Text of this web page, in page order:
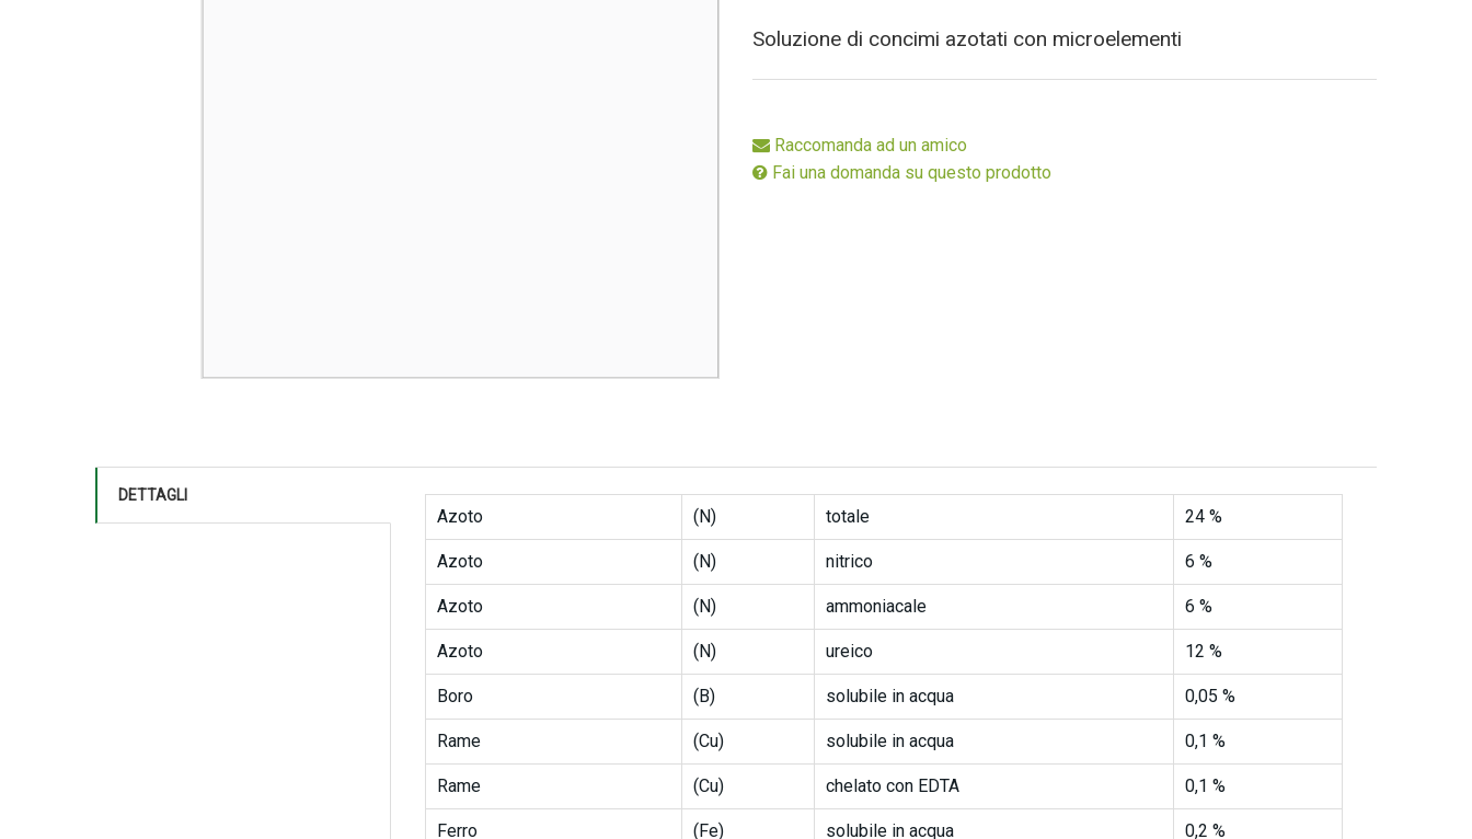
Soluzione di concimi azotati con microelementi
Raccomanda ad un amico
Fai una domanda su questo prodotto
DETTAGLI
Azoto (N) totale 24 %
Azoto (N) nitrico 6 %
Azoto (N) ammoniacale 6 %
Azoto (N) ureico 12 %
Boro (B) solubile in acqua 0,05 %
Rame (Cu) solubile in acqua 0,1 %
Rame (Cu) chelato con EDTA 0,1 %
Ferro (Fe) solubile in acqua 0,2 %